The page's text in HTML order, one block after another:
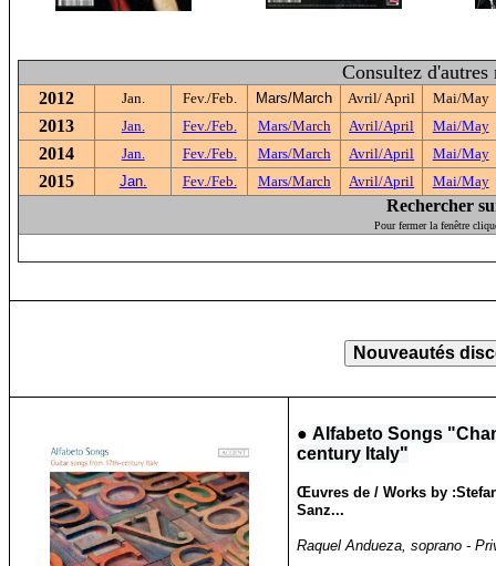
Consultez
2012 Jan. Fev./Feb. Mars/March Avril/ April Mai/May
2013 Jan. Fev./Feb. Mars/March Avril/April Mai/May
2014 Jan. Fev./Feb. Mars/March Avril/April Mai/May
2015 Jan. Fev./Feb. Mars/March Avril/April Mai/May
Rechercher
Pour fermer la fenêtre
●Alfabeto Songs
century Italy"
Œuvres de / Works by
Sanz...
Raquel Andueza, soprano -